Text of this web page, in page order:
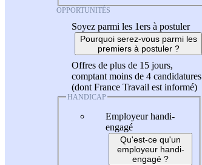
OPPORTUNITÉS
Soyez parmi les 1ers à postuler
Pourquoi serez-vous parmi les
premiers à postuler ?
Offres de plus de 15 jours,
comptant moins de 4 candidatures
(dont France Travail est informé)
HANDICAP
Employeur handi-
engagé
Qu'est-ce qu'un
employeur handi-
engagé ?